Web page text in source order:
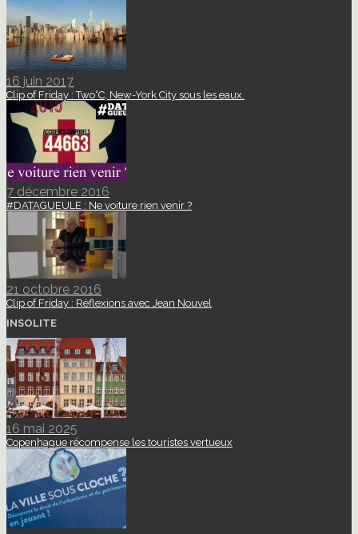
16 juin 2017
Clip of Friday : Two°C, New-York City sous les eaux.
7 décembre 2016
#DATAGUEULE : Ne voiture rien venir ?
21 octobre 2016
Clip of Friday : Réflexions avec Jean Nouvel
INSOLITE
16 mai 2025
Copenhague récompense les touristes vertueux